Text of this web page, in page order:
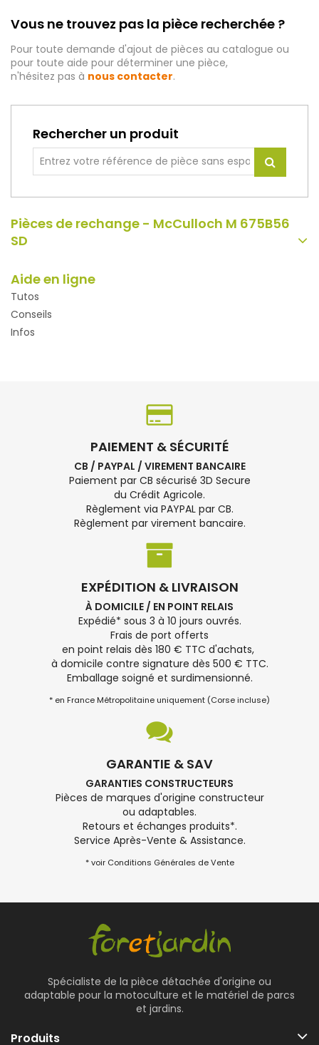
Vous ne trouvez pas la pièce recherchée ?
Pour toute demande d'ajout de pièces au catalogue ou
pour toute aide pour déterminer une pièce,
n'hésitez pas à nous contacter.
Rechercher un produit
Pièces de rechange - McCulloch M 675B56
SD
Aide en ligne
Tutos
Conseils
Infos
PAIEMENT & SÉCURITÉ
CB / PAYPAL / VIREMENT BANCAIRE
Paiement par CB sécurisé 3D Secure
du Crédit Agricole.
Règlement via PAYPAL par CB.
Règlement par virement bancaire.
EXPÉDITION & LIVRAISON
À DOMICILE / EN POINT RELAIS
Expédié* sous 3 à 10 jours ouvrés.
Frais de port offerts
en point relais dès 180 € TTC d'achats,
à domicile contre signature dès 500 € TTC.
Emballage soigné et surdimensionné.
* en France Métropolitaine uniquement (Corse incluse)
GARANTIE & SAV
GARANTIES CONSTRUCTEURS
Pièces de marques d'origine constructeur
ou adaptables.
Retours et échanges produits*.
Service Après-Vente & Assistance.
* voir Conditions Générales de Vente
Spécialiste de la pièce détachée d'origine ou
adaptable pour la motoculture et le matériel de parcs
et jardins.
Produits